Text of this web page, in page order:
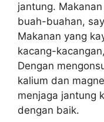
jantung.
buah-buahan,
Makanan yang
kacang-
Dengan
kalium dan
menjaga jantung
dengan baik.